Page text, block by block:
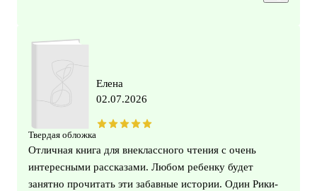
Твердая обложка
Елена
02.07.2026
Отличная книга для внеклассного чтения с очень
интересными рассказами. Любом ребенку будет
занятно прочитать эти забавные истории. Один Рики-